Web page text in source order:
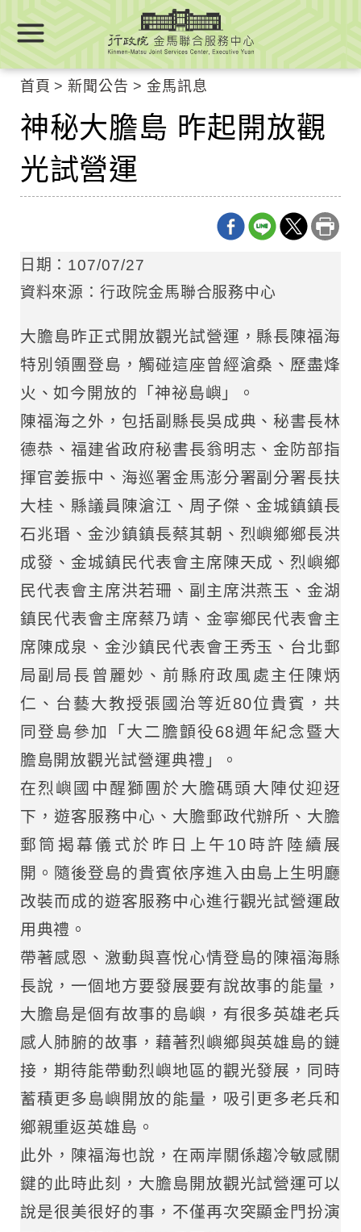
要
首頁 新聞公告 金馬訊息
神秘大膽島 昨起開放觀
光試營運
日期：107/07/27
資料來源：行政院金馬聯合服務中心
大膽島昨正式開放觀光試營運，縣長陳福海
特別領團登島，觸碰這座曾經滄桑、歷盡烽
火、如今開放的「神祕島嶼」。
陳福海之外，包括副縣長吳成典、秘書長林
德恭、福建省政府秘書長翁明志、金防部指
揮官姜振中、海巡署金馬澎分署副分署長扶
大桂、縣議員陳滄江、周子傑、金城鎮鎮長
石兆瑉、金沙鎮鎮長蔡其朝、烈嶼鄉鄉長洪
成發、金城鎮民代表會主席陳天成、烈嶼鄉
民代表會主席洪若珊、副主席洪燕玉、金湖
鎮民代表會主席蔡乃靖、金寧鄉民代表會主
席陳成泉、金沙鎮民代表會王秀玉、台北郵
局副局長曾麗妙、前縣府政風處主任陳炳
仁、台藝大教授張國治等近80位貴賓，共
同登島參加「大二膽顫役68週年紀念暨大
膽島開放觀光試營運典禮」。
在烈嶼國中醒獅團於大膽碼頭大陣仗迎迓
下，遊客服務中心、大膽郵政代辦所、大膽
郵筒揭幕儀式於昨日上午10時許陸續展
開。隨後登島的貴賓依序進入由島上生明廳
改裝而成的遊客服務中心進行觀光試營運啟
用典禮。
帶著感恩、激動與喜悅心情登島的陳福海縣
長說，一個地方要發展要有說故事的能量，
大膽島是個有故事的島嶼，有很多英雄老兵
感人肺腑的故事，藉著烈嶼鄉與英雄島的鏈
接，期待能帶動烈嶼地區的觀光發展，同時
蓄積更多島嶼開放的能量，吸引更多老兵和
鄉親重返英雄島。
此外，陳福海也說，在兩岸關係趨冷敏感關
鍵的此時此刻，大膽島開放觀光試營運可以
說是很美很好的事，不僅再次突顯金門扮演